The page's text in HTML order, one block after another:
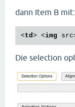
dann Item B mit:
<td> <img src
Die selection